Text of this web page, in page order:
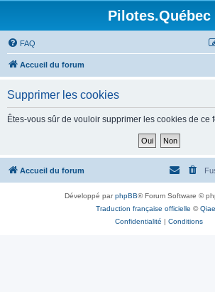
Pilotes.Québec
FAQ
Accueil du forum
Supprimer les cookies
Êtes-vous sûr de vouloir supprimer les cookies de ce
Accueil du forum
Développé parphpBB® Forum Software ©
Traduction française officielle ©
Confidentialité | Conditions